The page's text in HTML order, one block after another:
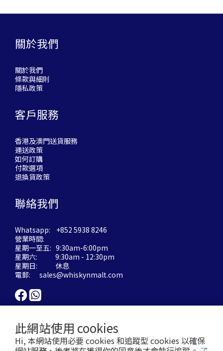
此網站使用 cookies
Hi, 本網站使用必要 cookies 和追蹤型 cookies 以確保
關於我們
關於我們
條款與細則
隱私政策
客戶服務
香港及澳門送貨服務
運送政策
如何訂購
付款選項
退換貨政策
聯絡我們
Whatsapp: +852 5938 8246
營業時間:
星期一至五: 9:30am-6:00pm
星期六: 9:30am - 12:30pm
星期日: 休息
電郵: sales@whiskynmalt.com